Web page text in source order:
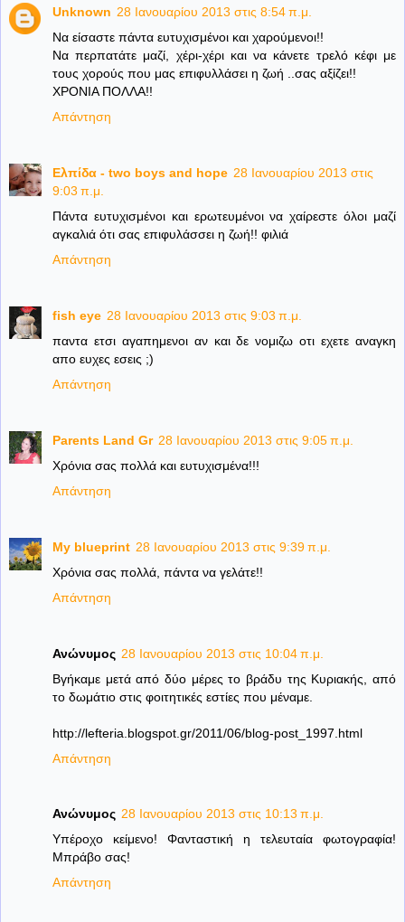
Unknown 28 Ιανουαρίου 2013 στις 8:54 π.μ.
Να είσαστε πάντα ευτυχισμένοι και χαρούμενοι!!
Να περπατάτε μαζί, χέρι-χέρι και να κάνετε τρελό κέφι με
τους χορούς που μας επιφυλλάσει η ζωή ..σας αξίζει!!
ΧΡΟΝΙΑ ΠΟΛΛΑ!!
Απάντηση
Ελπίδα - two boys and hope 28 Ιανουαρίου 2013 στις
9:03 π.μ.
Πάντα ευτυχισμένοι και ερωτευμένοι να χαίρεστε όλοι μαζί
αγκαλιά ότι σας επιφυλάσσει η ζωή!! φιλιά
Απάντηση
fish eye 28 Ιανουαρίου 2013 στις 9:03 π.μ.
παντα ετσι αγαπημενοι αν και δε νομιζω οτι εχετε αναγκη
απο ευχες εσεις ;)
Απάντηση
Parents Land Gr 28 Ιανουαρίου 2013 στις 9:05 π.μ.
Χρόνια σας πολλά και ευτυχισμένα!!!
Απάντηση
My blueprint 28 Ιανουαρίου 2013 στις 9:39 π.μ.
Χρόνια σας πολλά, πάντα να γελάτε!!
Απάντηση
Ανώνυμος 28 Ιανουαρίου 2013 στις 10:04 π.μ.
Βγήκαμε μετά από δύο μέρες το βράδυ της Κυριακής, από
το δωμάτιο στις φοιτητικές εστίες που μέναμε.
http://lefteria.blogspot.gr/2011/06/blog-post_1997.html
Απάντηση
Ανώνυμος 28 Ιανουαρίου 2013 στις 10:13 π.μ.
Υπέροχο κείμενο! Φανταστική η τελευταία φωτογραφία!
Μπράβο σας!
Απάντηση